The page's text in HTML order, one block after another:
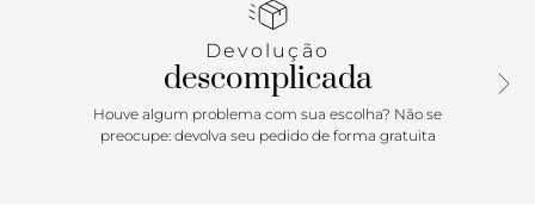
horizontal. Possui ainda tira fina em torno do calcanhar
inscrição do nome da marca. Aberta, exibe todo o pé.
Devolução
descomplicada
Houve algum problema com sua escolha? Não se
preocupe: devolva seu pedido de forma gratuita